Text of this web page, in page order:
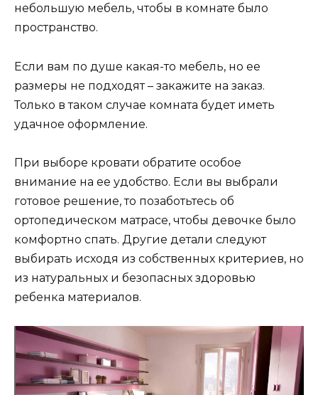
небольшую мебель, чтобы в комнате было
пространство.
Если вам по душе какая-то мебель, но ее
размеры не подходят – закажите на заказ.
Только в таком случае комната будет иметь
удачное оформление.
При выборе кровати обратите особое
внимание на ее удобство. Если вы выбрали
готовое решение, то позаботьтесь об
ортопедическом матрасе, чтобы девочке было
комфортно спать. Другие детали следуют
выбирать исходя из собственных критериев, но
из натуральных и безопасных здоровью
ребенка материалов.